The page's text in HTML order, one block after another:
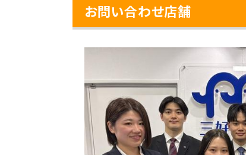
お問い合わせ店舗